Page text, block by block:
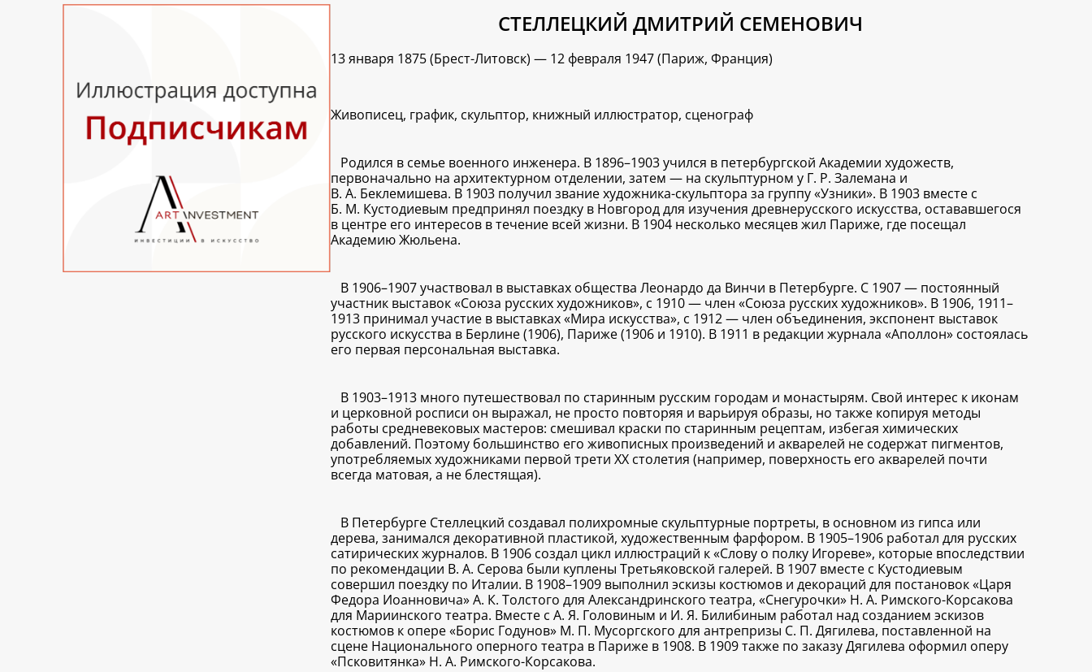
СТЕЛЛЕЦКИЙ ДМИТРИЙ СЕМЕНОВИЧ
13 января 1875 (Брест-Литовск) — 12 февраля 1947 (Париж, Франция)
Живописец, график, скульптор, книжный иллюстратор, сценограф
Родился в семье военного инженера. В 1896–1903 учился в петербургской Академии художеств,
первоначально на архитектурном отделении, затем — на скульптурном у Г. Р. Залемана и
В. А. Беклемишева. В 1903 получил звание художника-скульптора за группу «Узники». В 1903 вместе с
Б. М. Кустодиевым предпринял поездку в Новгород для изучения древнерусского искусства, остававшегося
в центре его интересов в течение всей жизни. В 1904 несколько месяцев жил Париже, где посещал
Академию Жюльена.
В 1906–1907 участвовал в выставках общества Леонардо да Винчи в Петербурге. С 1907 — постоянный
участник выставок «Союза русских художников», с 1910 — член «Союза русских художников». В 1906, 1911–
1913 принимал участие в выставках «Мира искусства», с 1912 — член объединения, экспонент выставок
русского искусства в Берлине (1906), Париже (1906 и 1910). В 1911 в редакции журнала «Аполлон» состоялась
его первая персональная выставка.
В 1903–1913 много путешествовал по старинным русским городам и монастырям. Свой интерес к иконам
и церковной росписи он выражал, не просто повторяя и варьируя образы, но также копируя методы
работы средневековых мастеров: смешивал краски по старинным рецептам, избегая химических
добавлений. Поэтому большинство его живописных произведений и акварелей не содержат пигментов,
употребляемых художниками первой трети ХХ столетия (например, поверхность его акварелей почти
всегда матовая, а не блестящая).
В Петербурге Стеллецкий создавал полихромные скульптурные портреты, в основном из гипса или
дерева, занимался декоративной пластикой, художественным фарфором. В 1905–1906 работал для русских
сатирических журналов. В 1906 создал цикл иллюстраций к «Слову о полку Игореве», которые впоследствии
по рекомендации В. А. Серова были куплены Третьяковской галерей. В 1907 вместе с Кустодиевым
совершил поездку по Италии. В 1908–1909 выполнил эскизы костюмов и декораций для постановок «Царя
Федора Иоанновича» А. К. Толстого для Александринского театра, «Снегурочки» Н. А. Римского-Корсакова
для Мариинского театра. Вместе с А. Я. Головиным и И. Я. Билибиным работал над созданием эскизов
костюмов к опере «Борис Годунов» М. П. Мусоргского для антрепризы С. П. Дягилева, поставленной на
сцене Национального оперного театра в Париже в 1908. В 1909 также по заказу Дягилева оформил оперу
«Псковитянка» Н. А. Римского-Корсакова.